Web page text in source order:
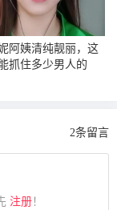
阿姨清纯靓丽，这
抓住多少男人的
2条留言
注册！